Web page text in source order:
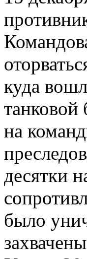
куда
танковой
на
десятки
было